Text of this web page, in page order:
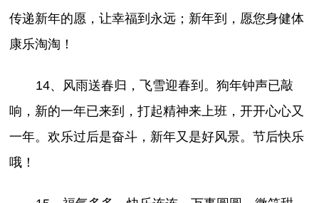
传递新年的愿，让幸福到永远；新年到，愿您身健体
康乐淘淘！
14、风雨送春归，飞雪迎春到。狗年钟声已敲
响，新的一年已来到，打起精神来上班，开开心心又
一年。欢乐过后是奋斗，新年又是好风景。节后快乐
哦！